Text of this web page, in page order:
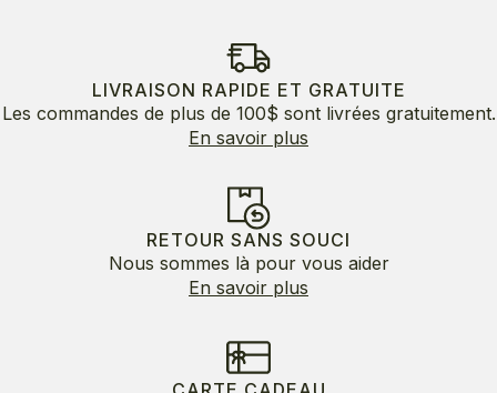
LIVRAISON RAPIDE ET GRATUITE
Les commandes de plus de 100$ sont livrées gratuitement.
En savoir plus
RETOUR SANS SOUCI
Nous sommes là pour vous aider
En savoir plus